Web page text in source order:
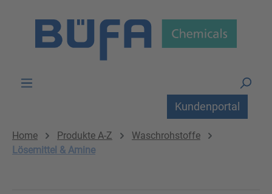
Kundenportal
Home Produkte A-Z
Waschrohstoffe
Lösemittel & Amine